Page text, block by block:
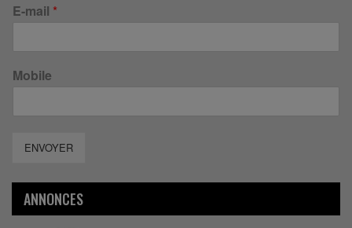
E-mail *
Mobile
ENVOYER
ANNONCES